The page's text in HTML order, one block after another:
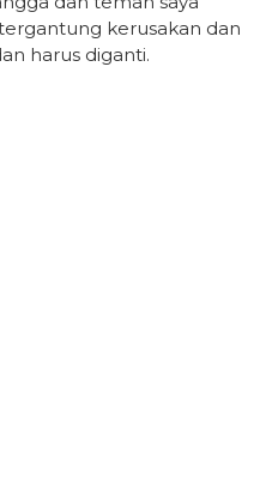
kerusakan dan
harus diganti.